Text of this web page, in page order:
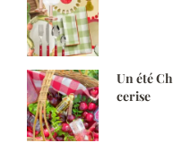
Un été
cerise